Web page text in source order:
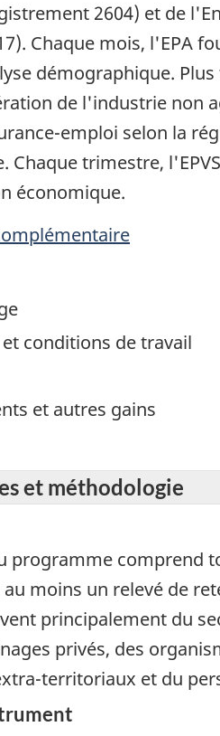
2604) et de
Chaque mois, l'EPA
démographique.
de l'industrie non
emploi selon la
Chaque trimestre,
économique.
conditions de travail
et autres gains
et méthodologie
programme comprend
moins un relevé de
principalement du
privés, des
territoriaux et du